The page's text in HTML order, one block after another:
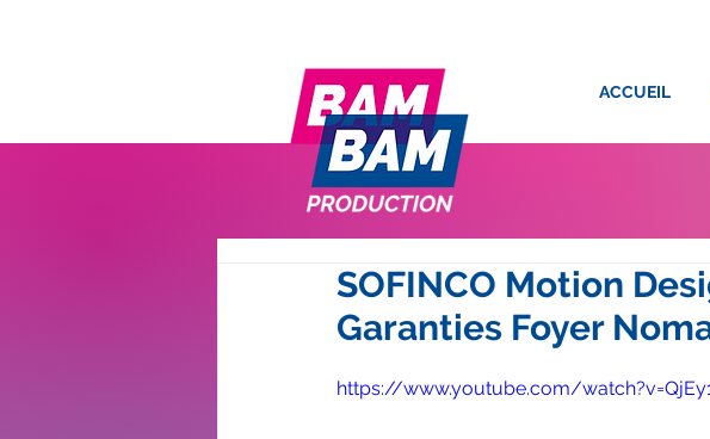
SOFINCO Motion
Garanties Foyer
https://www.youtube.com/
ACCUEIL